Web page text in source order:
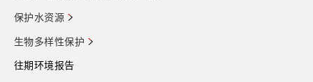
保护水资源
生物多样性保护
往期环境报告